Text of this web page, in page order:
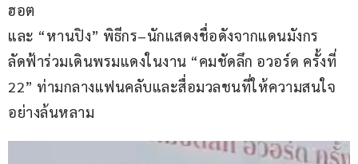
ฮอต
และ “หานปิง” พิธีกร–นักแสดงชื่อดังจากแดนมังกร
ลัดฟ้าร่วมเดินพรมแดงในงาน “คมชัดลึก อวอร์ด ครั้งที่
22” ท่ามกลางแฟนคลับและสื่อมวลชนที่ให้ความสนใจ
อย่างล้นหลาม